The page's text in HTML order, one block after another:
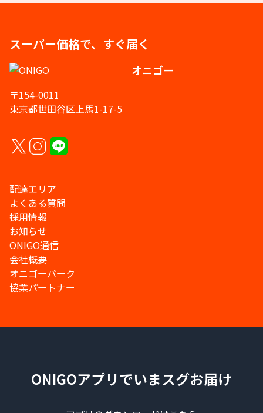
スーパー価格で、すぐ届く
オニゴー
〒154-0011
東京都世田谷区上馬1-17-5
配達エリア
よくある質問
採用情報
お知らせ
ONIGO通信
会社概要
オニゴーパーク
協業パートナー
ONIGOアプリでいまスグお届け